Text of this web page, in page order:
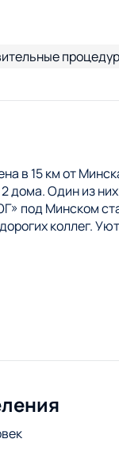
в 15 км от
дома. Один из
под Минском
коллег.